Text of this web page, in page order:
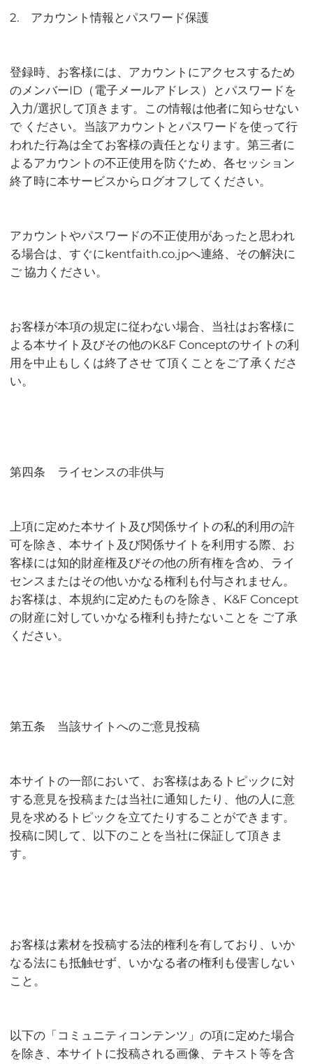
2. アカウント情報とパスワード保護
登録時、お客様には、アカウントにアクセスするため
のメンバーID（電子メールアドレス）とパスワードを
入力/選択して頂きます。この情報は他者に知らせない
で ください。当該アカウントとパスワードを使って行
われた行為は全てお客様の責任となります。第三者に
よるアカウントの不正使用を防ぐため、各セッション
終了時に本サービスからログオフしてください。
アカウントやパスワードの不正使用があったと思われ
る場合は、すぐにkentfaith.co.jpへ連絡、その解決に
ご 協力ください。
お客様が本項の規定に従わない場合、当社はお客様に
よる本サイト及びその他のK&F Conceptのサイトの利
用を中止もしくは終了させ て頂くことをご了承くださ
い。
第四条 ライセンスの非供与
上項に定めた本サイト及び関係サイトの私的利用の許
可を除き、本サイト及び関係サイトを利用する際、お
客様には知的財産権及びその他の所有権を含め、ライ
センスまたはその他いかなる権利も付与されません。
お客様は、本規約に定めたものを除き、K&F Concept
の財産に対していかなる権利も持たないことを ご了承
ください。
第五条 当該サイトへのご意見投稿
本サイトの一部において、お客様はあるトピックに対
する意見を投稿または当社に通知したり、他の人に意
見を求めるトピックを立てたりすることができます。
投稿に関して、以下のことを当社に保証して頂きま
す。
お客様は素材を投稿する法的権利を有しており、いか
なる法にも抵触せず、いかなる者の権利も侵害しない
こと。
以下の「コミュニティコンテンツ」の項に定めた場合
を除き、本サイトに投稿される画像、テキスト等を含